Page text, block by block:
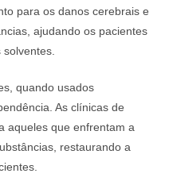
para os danos cerebrais e
ajudando os pacientes
quando usados
As clínicas de
aqueles que enfrentam a
restaurando a